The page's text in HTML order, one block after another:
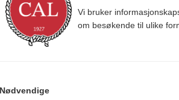
Vi bruker
om besøkende til ulike
Nødvendige